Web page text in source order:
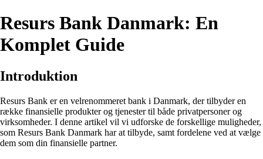
Resurs Bank Danmark: En
Komplet Guide
Introduktion
Resurs Bank er en velrenommeret bank i Danmark, der tilbyder en
række finansielle produkter og tjenester til både privatpersoner og
virksomheder. I denne artikel vil vi udforske de forskellige muligheder,
som Resurs Bank Danmark har at tilbyde, samt fordelene ved at vælge
dem som din finansielle partner.